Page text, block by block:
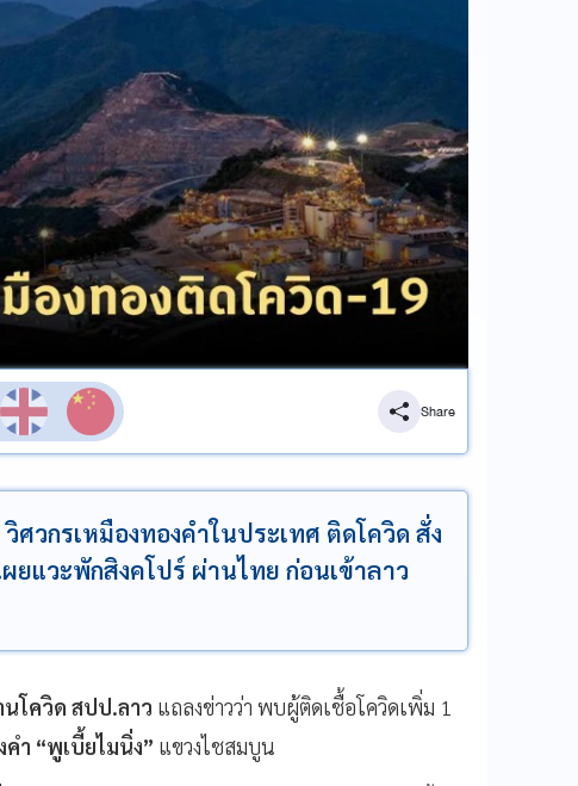
Share
วกรเหมืองทองคำในประเทศ ติดโควิด สั่ง
ยแวะพักสิงคโปร์ ผ่านไทย ก่อนเข้าลาว
โควิด สปป.ลาว แถลงข่าวว่า พบผู้ติดเชื้อโควิดเพิ่ม 1
คำ “พูเบี้ยไมนิ่ง” แขวงไชสมบูน